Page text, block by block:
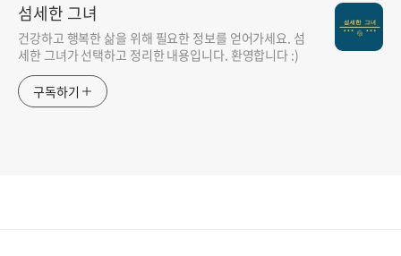
섬세한 그녀
건강하고 행복한 삶을 위해 필요한 정보를 얻어가세요. 섬
세한 그녀가 선택하고 정리한 내용입니다. 환영합니다 :)
구독하기